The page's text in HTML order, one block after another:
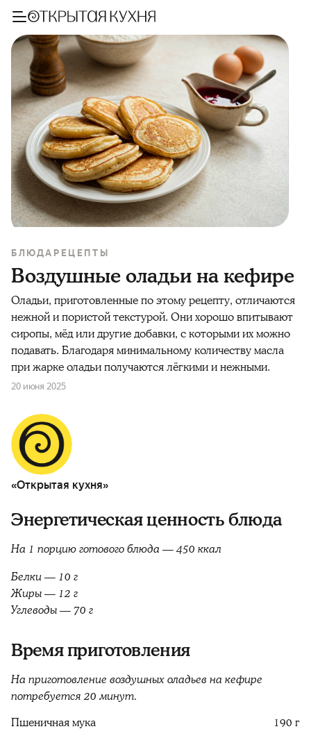
БЛЮДА РЕЦЕПТЫ
Воздушные оладьи на кефире
Оладьи, приготовленные по этому рецепту, отличаются
нежной и пористой текстурой. Они хорошо впитывают
сиропы, мёд или другие добавки, с которыми их можно
подавать. Благодаря минимальному количеству масла
при жарке оладьи получаются лёгкими и нежными.
20 июня 2025
«Открытая кухня»
Энергетическая ценность блюда
На 1 порцию готового блюда — 450 ккал
Белки — 10 г
Жиры — 12 г
Углеводы — 70 г
Время приготовления
На приготовление воздушных оладьев на кефире
потребуется 20 минут.
Пшеничная мука
190 г